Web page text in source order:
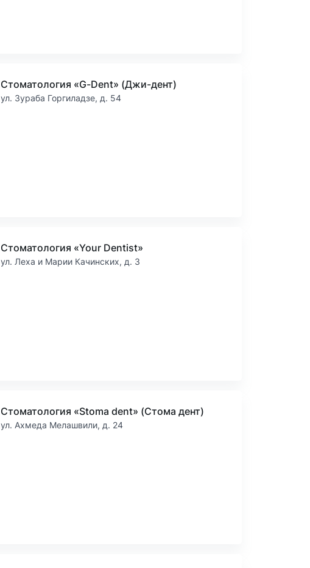
Стоматология «G-Dent» (Джи-дент)
ул. Зураба Горгиладзе, д. 54
Стоматология «Your Dentist»
ул. Леха и Марии Качинских, д. 3
Стоматология «Stoma dent» (Стома дент)
ул. Ахмеда Мелашвили, д. 24